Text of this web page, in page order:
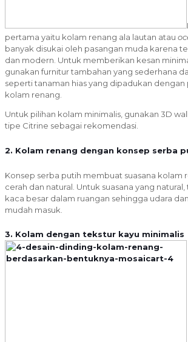
pertama yaitu kolam renang ala lautan atau
banyak disukai oleh pasangan muda karena
dan modern. Untuk memberikan kesan
gunakan furnitur tambahan yang sederhana
seperti tanaman hias yang dipadukan dengan
kolam renang.
Untuk pilihan kolam minimalis, gunakan 3D
tipe Citrine sebagai rekomendasi.
2. Kolam renang dengan konsep serba
Konsep serba putih membuat suasana kolam
cerah dan natural. Untuk suasana yang
kaca besar dalam ruangan sehingga udara
mudah masuk.
3. Kolam dengan tekstur kayu minimalis